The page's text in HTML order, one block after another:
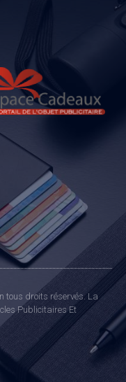
droits réservés. La
Publicitaires Et